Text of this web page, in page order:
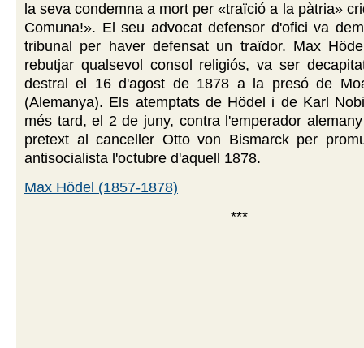
la seva condemna a mort per «traïció a la pàtria»
Comuna!». El seu advocat defensor d'ofici va
tribunal per haver defensat un traïdor. Max
rebutjar qualsevol consol religiós, va ser
destral el 16 d'agost de 1878 a la presó de
(Alemanya). Els atemptats de Hödel i de Karl
més tard, el 2 de juny, contra l'emperador
pretext al canceller Otto von Bismarck per
antisocialista l'octubre d'aquell 1878.
Max Hödel (1857-1878)
***